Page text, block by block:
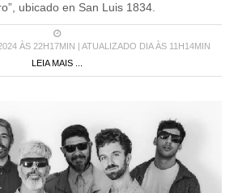
ubicado en San Luis 1834.
ÀS 22H17MIN | ATUALIZADO DIA ÀS 11H14MIN
LEIA MAIS ...